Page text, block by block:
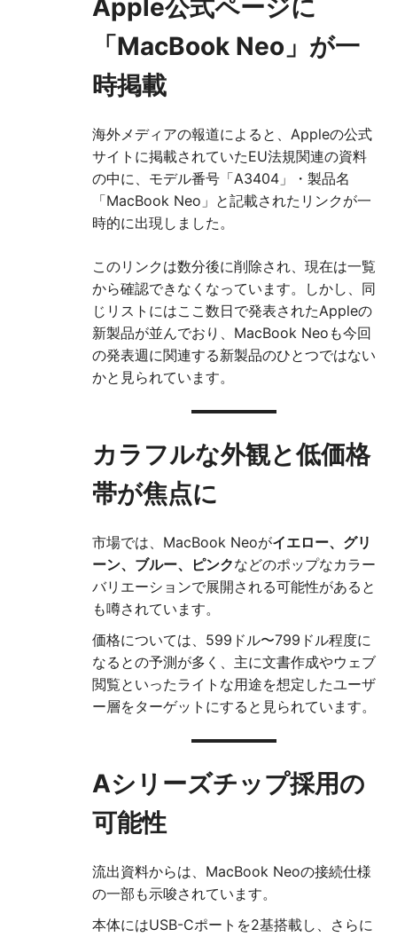
Apple公式ページに
「MacBook Neo」が一
時掲載
海外メディアの報道によると、Appleの公式
サイトに掲載されていたEU法規関連の資料
の中に、モデル番号「A3404」・製品名
「MacBook Neo」と記載されたリンクが一
時的に出現しました。
このリンクは数分後に削除され、現在は一覧
から確認できなくなっています。しかし、同
じリストにはここ数日で発表されたAppleの
新製品が並んでおり、MacBook Neoも今回
の発表週に関連する新製品のひとつではない
かと見られています。
カラフルな外観と低価格
帯が焦点に
市場では、MacBook Neoがイエロー、グリ
ーン、ブルー、ピンクなどのポップなカラー
バリエーションで展開される可能性があると
も噂されています。
価格については、599ドル〜799ドル程度に
なるとの予測が多く、主に文書作成やウェブ
閲覧といったライトな用途を想定したユーザ
ー層をターゲットにすると見られています。
Aシリーズチップ採用の
可能性
流出資料からは、MacBook Neoの接続仕様
の一部も示唆されています。
本体にはUSB-Cポートを2基搭載し、さらに